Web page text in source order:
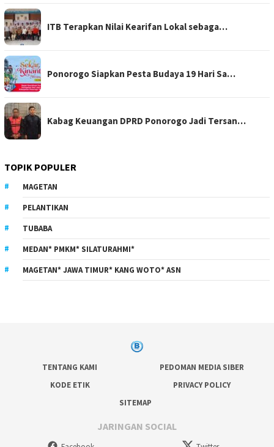
ITB Terapkan Nilai Kearifan Lokal sebaga…
Ponorogo Siapkan Pesta Budaya 19 Hari Sa…
Kabag Keuangan DPRD Ponorogo Jadi Tersan…
TOPIK POPULER
MAGETAN
PELANTIKAN
TUBABA
MEDAN* PMKM* SILATURAHMI*
MAGETAN* JAWA TIMUR* KANG WOTO* ASN
TENTANG KAMI
PEDOMAN MEDIA SIBER
KODE ETIK
PRIVACY POLICY
SITEMAP
JARINGAN SOCIAL